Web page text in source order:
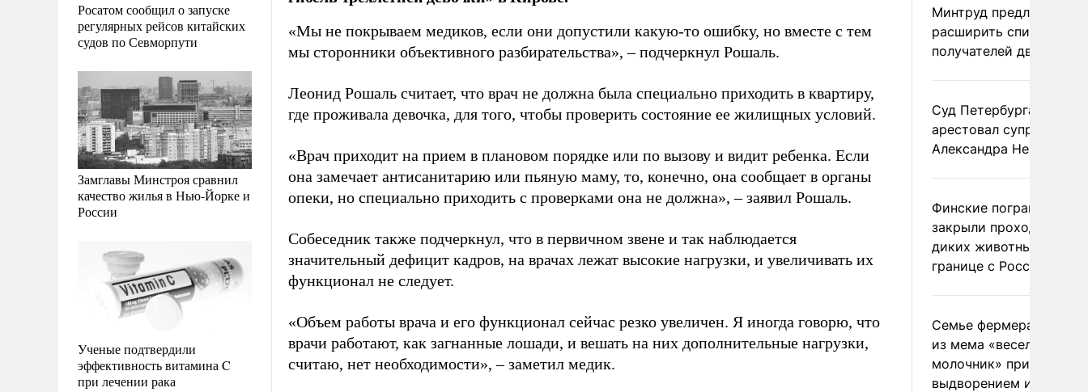
Росатом сообщил о запуске
регулярных рейсов китайских
судов по Севморпути
Замглавы Минстроя сравнил
качество жилья в Нью-Йорке и
России
Ученые подтвердили
эффективность витамина C
при лечении рака
«Мы не покрываем медиков, если они допустили какую-то ошибку, но вместе с тем
мы сторонники объективного разбирательства», – подчеркнул Рошаль.
Леонид Рошаль считает, что врач не должна была специально приходить в квартиру,
где проживала девочка, для того, чтобы проверить состояние ее жилищных условий.
«Врач приходит на прием в плановом порядке или по вызову и видит ребенка. Если
она замечает антисанитарию или пьяную маму, то, конечно, она сообщает в органы
опеки, но специально приходить с проверками она не должна», – заявил Рошаль.
Собеседник также подчеркнул, что в первичном звене и так наблюдается
значительный дефицит кадров, на врачах лежат высокие нагрузки, и увеличивать их
функционал не следует.
«Объем работы врача и его функционал сейчас резко увеличен. Я иногда говорю, что
врачи работают, как загнанные лошади, и вешать на них дополнительные нагрузки,
считаю, нет необходимости», – заметил медик.
Минтруд предложил
расширить список
получателей двух
Суд Петербурга заочно
арестовал супругу
Александра Невзорова
Финские пограничники
закрыли проходы для
диких животных на
границе с Россией
Семье фермера
из мема «веселый
молочник» пригрозили
выдворением из